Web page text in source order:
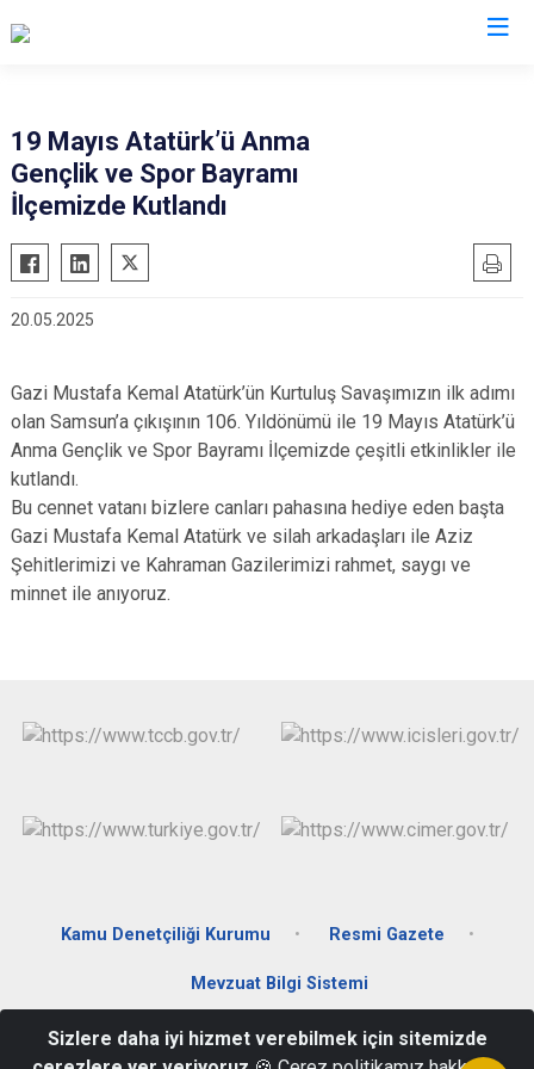
Çayırlı
Kemah
Tercan
Üzümlü
19 Mayıs Atatürk’ü Anma
Gençlik ve Spor Bayramı
İlçemizde Kutlandı
20.05.2025
Gazi Mustafa Kemal Atatürk’ün Kurtuluş Savaşımızın ilk adımı
olan Samsun’a çıkışının 106. Yıldönümü ile 19 Mayıs Atatürk’ü
Anma Gençlik ve Spor Bayramı İlçemizde çeşitli etkinlikler ile
kutlandı.
Bu cennet vatanı bizlere canları pahasına hediye eden başta
Gazi Mustafa Kemal Atatürk ve silah arkadaşları ile Aziz
Şehitlerimizi ve Kahraman Gazilerimizi rahmet, saygı ve
minnet ile anıyoruz.
Kamu Denetçiliği Kurumu Resmi Gazete
Mevzuat Bilgi Sistemi
Fatih Mah. Akbulut Meydanı No:1 Otlukbeli / Erzincan
Sizlere daha iyi hizmet verebilmek için sitemizde